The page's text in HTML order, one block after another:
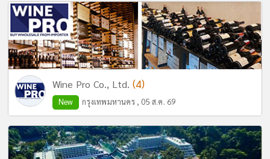
Wine Pro Co., Ltd. (4)
New กรุงเทพมหานคร , 05 ส.ค. 69